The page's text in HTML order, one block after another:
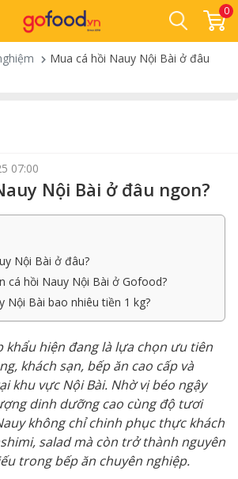
0
Mua cá hồi Nauy Nội Bài ở đâu
07:00
Nội Bài ở đâu ngon?
Nội Bài ở đâu?
cá hồi Nauy Nội Bài ở Gofood?
Nội Bài bao nhiêu tiền 1 kg?
hiện đang là lựa chọn ưu tiên
khách sạn, bếp ăn cao cấp và
khu vực Nội Bài. Nhờ vị béo ngậy
dinh dưỡng cao cùng độ tươi
không chỉ chinh phục thực khách
salad mà còn trở thành nguyên
trong bếp ăn chuyên nghiệp.